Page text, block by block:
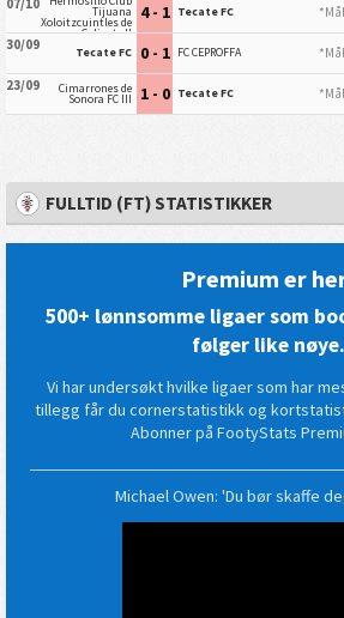
07/10 Tijuana
Xoloitzcuintles de
Caliente II
4 - 1 Tecate FC
30/09
Tecate FC 0 - 1 FC CEPROFFA
23/09
Cimarrones de
Sonora FC III 1 - 0 Tecate FC
FULLTID (FT) STATISTIKKER
Premium er
500+ lønnsomme ligaer som
følger like nøye.
Vi har undersøkt hvilke ligaer som har
tillegg får du cornerstatistikk og
Abonner på FootyStats
Michael Owen: 'Du bør skaffe